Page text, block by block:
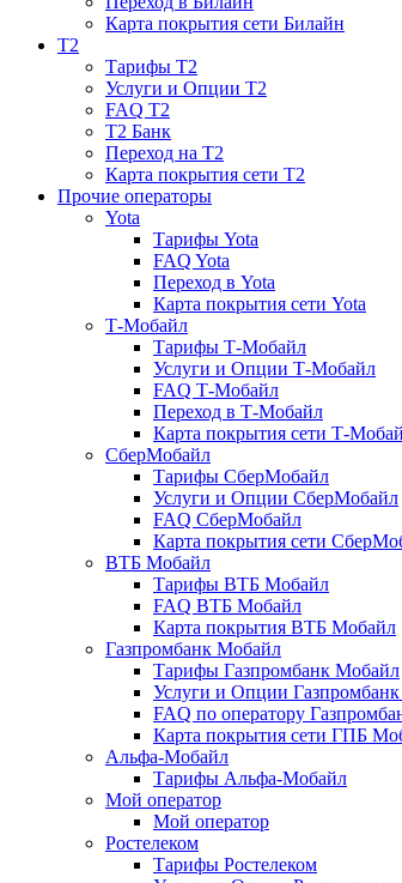
Карта покрытия сети Билайн
T2
Тарифы T2
Услуги и Опции T2
FAQ T2
T2 Банк
Переход на T2
Карта покрытия сети T2
Прочие операторы
Yota
Тарифы Yota
FAQ Yota
Переход в Yota
Карта покрытия сети Yota
Т-Мобайл
Тарифы Т-Мобайл
Услуги и Опции Т-Мобайл
FAQ Т-Мобайл
Переход в Т-Мобайл
Карта покрытия сети Т-
СберМобайл
Тарифы СберМобайл
Услуги и Опции СберМобайл
FAQ СберМобайл
Карта покрытия сети
ВТБ Мобайл
Тарифы ВТБ Мобайл
FAQ ВТБ Мобайл
Карта покрытия ВТБ Мобайл
Газпромбанк Мобайл
Тарифы Газпромбанк Мобайл
Услуги и Опции
FAQ по оператору
Карта покрытия сети ГПБ
Альфа-Мобайл
Тарифы Альфа-Мобайл
Мой оператор
Мой оператор
Ростелеком
Тарифы Ростелеком